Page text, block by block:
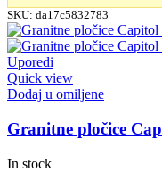
SKU: da17c5832783
Uporedi
Quick view
Dodaj u omiljene
Granitne pločice
In stock